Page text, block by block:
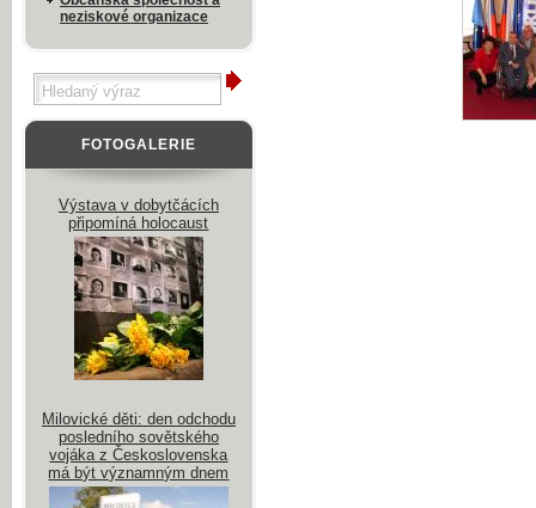
neziskové organizace
FOTOGALERIE
Výstava v dobytčácích
připomíná holocaust
Milovické děti: den odchodu
posledního sovětského
vojáka z Československa
má být významným dnem